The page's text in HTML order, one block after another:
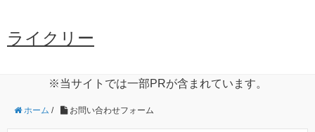
ライクリー
※当サイトでは一部PRが含まれています。
ホーム / お問い合わせフォーム